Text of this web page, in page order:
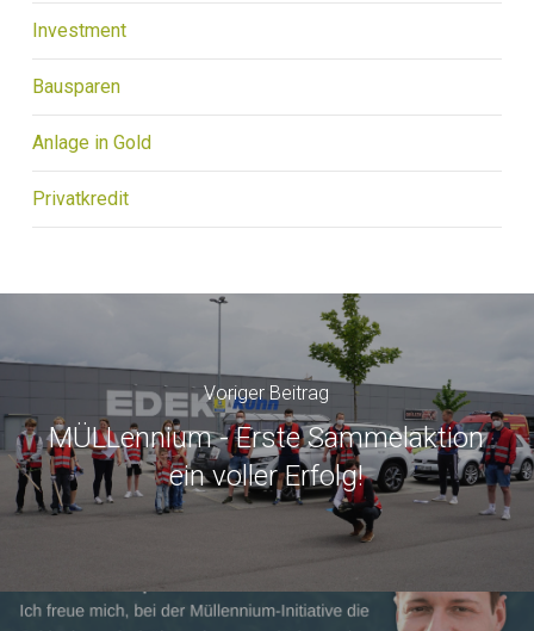
Investment
Bausparen
Anlage in Gold
Privatkredit
Voriger Beitrag
MÜLLennium - Erste Sammelaktion
ein voller Erfolg!